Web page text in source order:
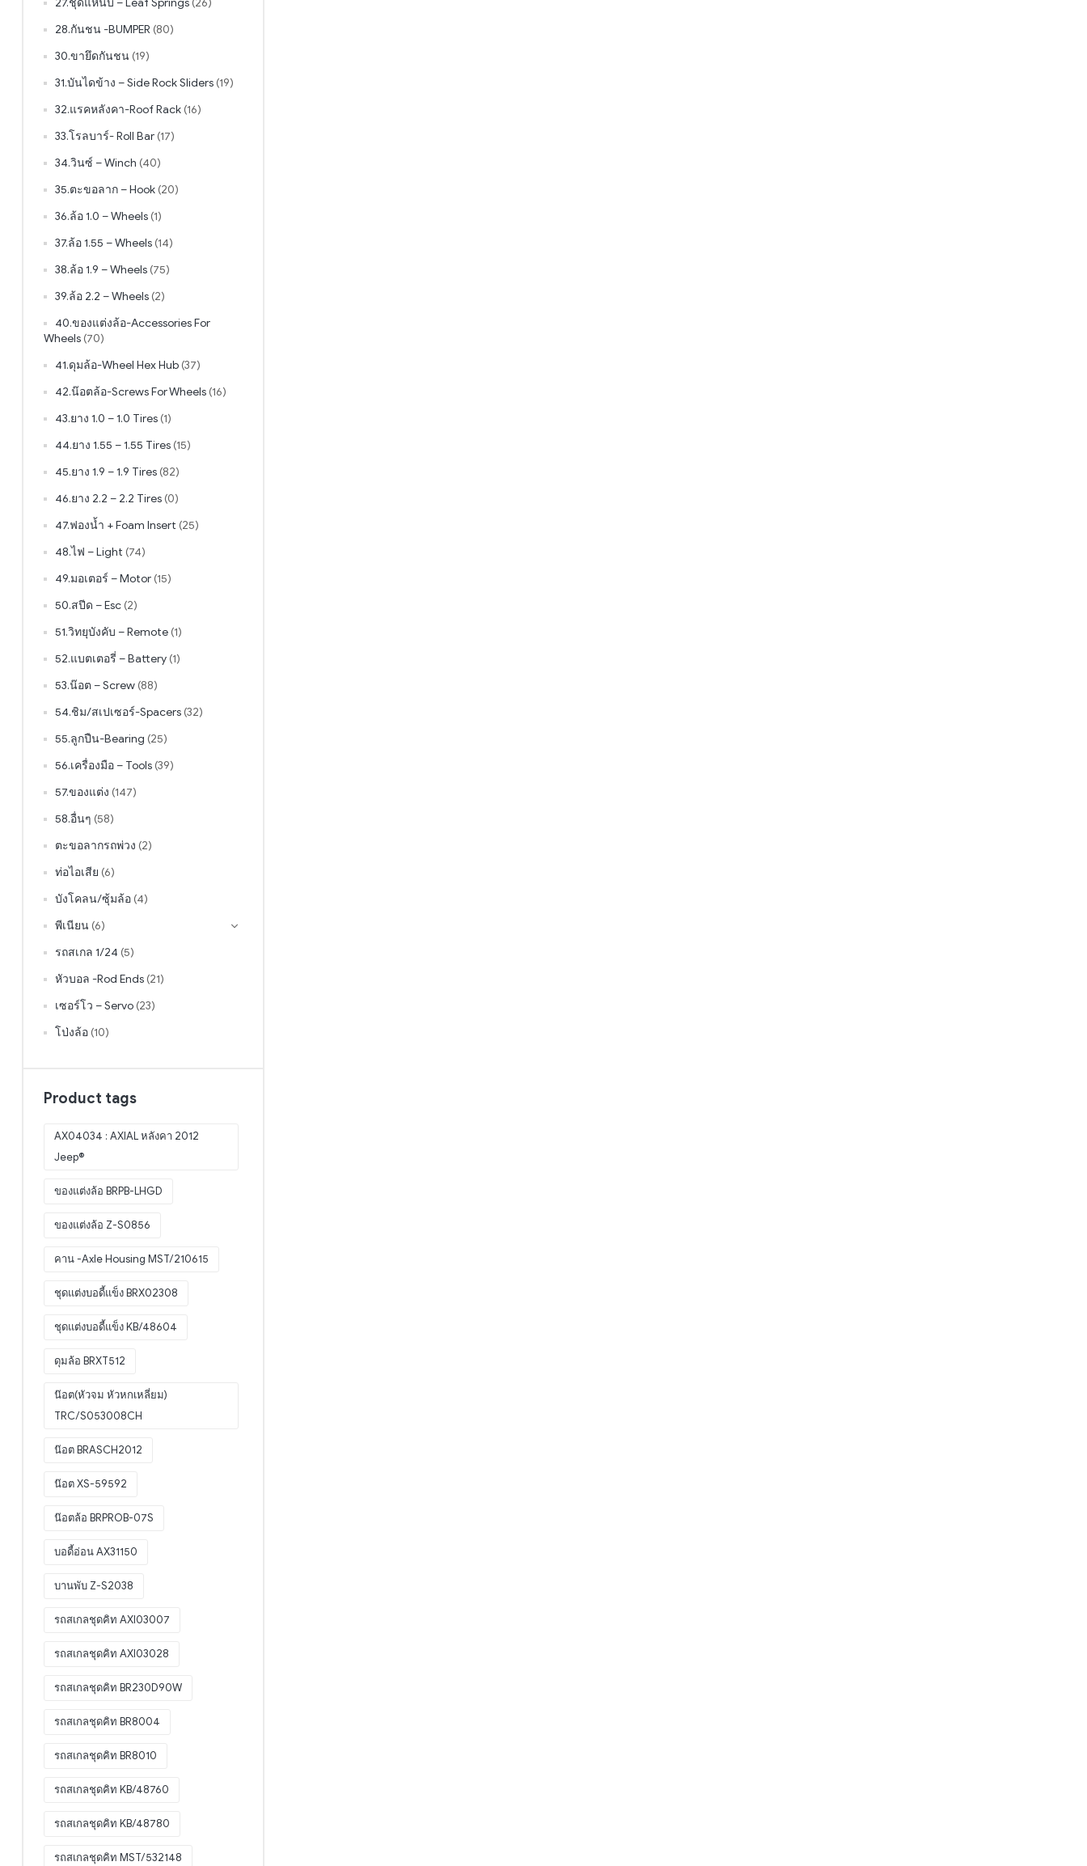
28.กันชน -BUMPER (80)
30.ขายึดกันชน (19)
31.บันไดข้าง – Side Rock Sliders (19)
32.แรคหลังคา-Roof Rack (16)
33.โรลบาร์- Roll Bar (17)
34.วินซ์ – Winch (40)
35.ตะขอลาก – Hook (20)
36.ล้อ 1.0 – Wheels (1)
37.ล้อ 1.55 – Wheels (14)
38.ล้อ 1.9 – Wheels (75)
39.ล้อ 2.2 – Wheels (2)
40.ของแต่งล้อ-Accessories For
Wheels (70)
41.ดุมล้อ-Wheel Hex Hub (37)
42.น๊อตล้อ-Screws For Wheels (16)
43.ยาง 1.0 – 1.0 Tires (1)
44.ยาง 1.55 – 1.55 Tires (15)
45.ยาง 1.9 – 1.9 Tires (82)
46.ยาง 2.2 – 2.2 Tires (0)
47.ฟองน้ำ + Foam Insert (25)
48.ไฟ – Light (74)
49.มอเตอร์ – Motor (15)
50.สปีด – Esc (2)
51.วิทยุบังคับ – Remote (1)
52.แบตเตอรี่ – Battery (1)
53.น๊อต – Screw (88)
54.ชิม/สเปเซอร์-Spacers (32)
55.ลูกปืน-Bearing (25)
56.เครื่องมือ – Tools (39)
57.ของแต่ง (147)
58.อื่นๆ (58)
ตะขอลากรถพ่วง (2)
ท่อไอเสีย (6)
บังโคลน/ซุ้มล้อ (4)
พีเนียน (6)
รถสเกล 1/24 (5)
หัวบอล -Rod Ends (21)
เซอร์โว – Servo (23)
โป่งล้อ (10)
Product tags
AX04034 : AXIAL หลังคา 2012
Jeep®
ของแต่งล้อ BRPB-LHGD
ของแต่งล้อ Z-S0856
คาน -Axle Housing MST/210615
ชุดแต่งบอดี้แข็ง BRX02308
ชุดแต่งบอดี้แข็ง KB/48604
ดุมล้อ BRXT512
น๊อต(หัวจม หัวหกเหลี่ยม)
TRC/S053008CH
น๊อต BRASCH2012
น๊อต XS-59592
น๊อตล้อ BRPROB-07S
บอดี้อ่อน AX31150
บานพับ Z-S2038
รถสเกลชุดคิท AXI03007
รถสเกลชุดคิท AXI03028
รถสเกลชุดคิท BR230D90W
รถสเกลชุดคิท BR8004
รถสเกลชุดคิท BR8010
รถสเกลชุดคิท KB/48760
รถสเกลชุดคิท KB/48780
รถสเกลชุดคิท MST/532148